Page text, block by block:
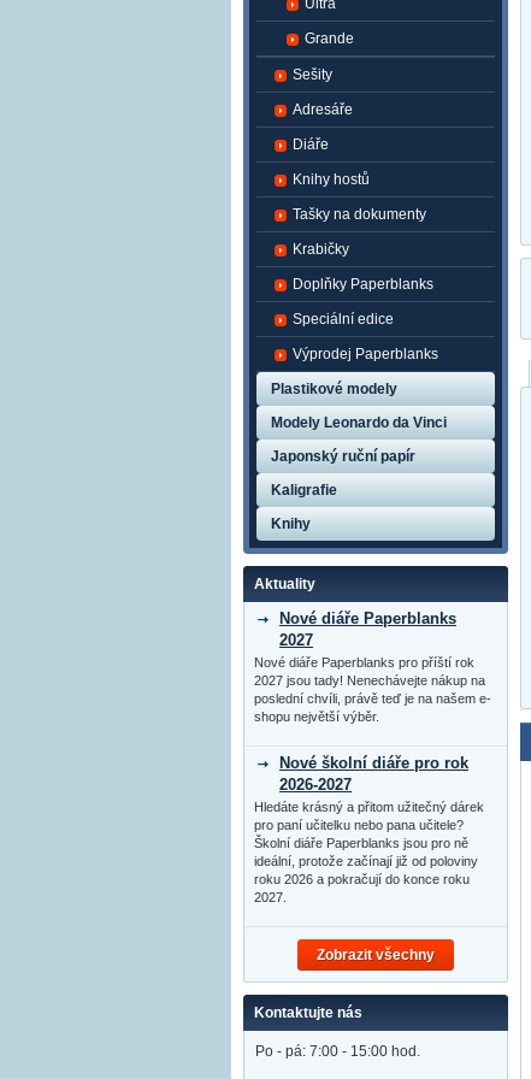
Ultra
Grande
Sešity
Adresáře
Diáře
Knihy hostů
Tašky na dokumenty
Krabičky
Doplňky Paperblanks
Speciální edice
Výprodej Paperblanks
Plastikové modely
Modely Leonardo da Vinci
Japonský ruční papír
Kaligrafie
Knihy
Aktuality
Nové diáře Paperblanks
2027
Nové diáře Paperblanks pro příští rok
2027 jsou tady! Nenechávejte nákup na
poslední chvíli, právě teď je na našem e-
shopu největší výběr.
Nové školní diáře pro rok
2026-2027
Hledáte krásný a přitom užitečný dárek
pro paní učitelku nebo pana učitele?
Školní diáře Paperblanks jsou pro ně
ideální, protože začínají již od poloviny
roku 2026 a pokračují do konce roku
2027.
Zobrazit všechny
Kontaktujte nás
Po - pá: 7:00 - 15:00 hod.